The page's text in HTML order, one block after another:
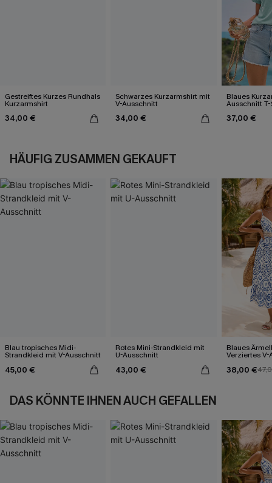
Gestreiftes Kurzes Rundhals
Kurzarmshirt
34,00 €
Schwarzes Kurzarmshirt mit
V-Ausschnitt
34,00 €
Blaues
Ausschnitt T-
37,00 €
HÄUFIG ZUSAMMEN GEKAUFT
Blau tropisches Midi-
Strandkleid mit V-Ausschnitt
45,00 €
Rotes Mini-Strandkleid mit
U-Ausschnitt
43,00 €
Blaues
Verziertes
38,00 €
DAS KÖNNTE IHNEN AUCH GEFALLEN